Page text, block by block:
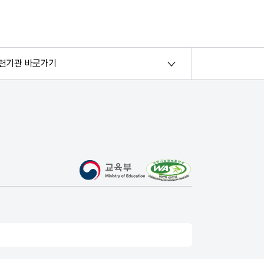
기관 바로가기